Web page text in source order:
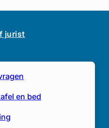
jurist
en bed